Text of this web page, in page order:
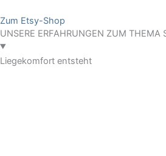
Zum Etsy-Shop
UNSERE ERFAHRUNGEN ZUM THEMA
Liegekomfort entsteht